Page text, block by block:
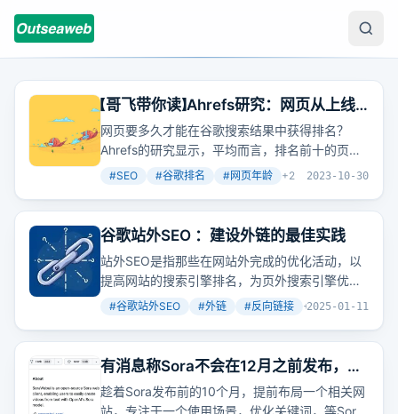
【哥飞带你读】Ahrefs研究：网页从上线
开始算起拿到排名需要多久时间
网页要多久才能在谷歌搜索结果中获得排名？
Ahrefs的研究显示，平均而言，排名前十的页面
有超过两年的历史，而排名第一的页面平均接近
实，专注于新出现的关键词，优化难度会更低，
新词最快一周就能拿到排名，两周能进首页。
#SEO #谷歌排名 #网页年龄 +2 2023-10-30
谷歌站外SEO ：建设外链的最佳实践
站外SEO是指那些在网站外完成的优化活动，以
提高网站的搜索引擎排名，为页外搜索引擎优化
建立反向链接、鼓励品牌搜索以及增加社交媒体
你投信任票，当你获得越多的反向链接，意味着
你的内容受到越多人的信任，网站排名自然将受
到积极影响。
#谷歌站外SEO #外链 #反向链接 +5
2025-01-11
有消息称Sora不会在12月之前发布，所
以我们还有10个月的准备时间，赶紧上
个Sora相关的网站吧
趁着Sora发布前的10个月，提前布局一个相关网
站，专注于一个使用场景，优化关键词，等Sora